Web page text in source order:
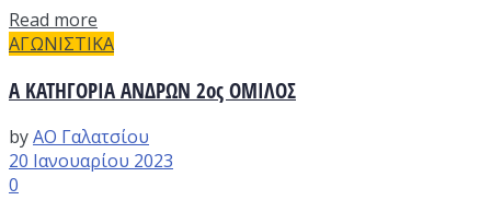
Read more
ΑΓΩΝΙΣΤΙΚΑ
Α ΚΑΤΗΓΟΡΙΑ ΑΝΔΡΩΝ 2ος ΟΜΙΛΟΣ
byΑΟ Γαλατσίου
20 Ιανουαρίου 2023
0